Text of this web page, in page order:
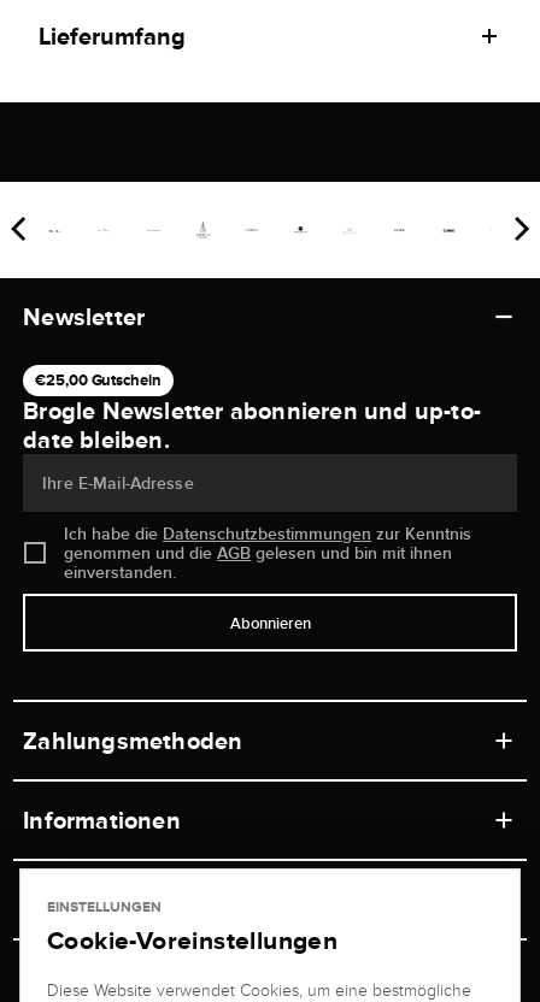
Lieferumfang
Newsletter
€25,00 Gutschein
Brogle Newsletter abonnieren und up-to-
date bleiben.
Ihre E-Mail-Adresse
Ich habe die Datenschutzbestimmungen zur Kenntnis
genommen und dieAGB gelesen und bin mit ihnen
einverstanden.
Abonnieren
Zahlungsmethoden
Informationen
Ladengeschäft
Versand & Zahlung
Service
Juwelier Brogle
EINSTELLUNGEN
Cookie-Voreinstellungen
Diese Website verwendet Cookies, um eine bestmögliche